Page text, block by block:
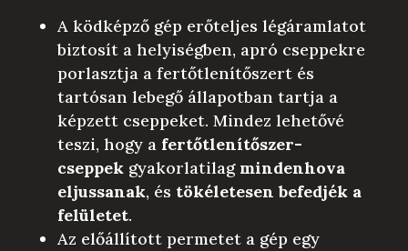
A ködképző gép erőteljes légáramlatot
biztosít a helyiségben, apró cseppekre
porlasztja a fertőtlenítőszert és
tartósan lebegő állapotban tartja a
képzett cseppeket. Mindez lehetővé
teszi, hogy a fertőtlenítőszer-
cseppekgyakorlatilag mindenhova
eljussanak, és tökéletesen befedjék a
felületet.
Az előállított permetet a gép egy